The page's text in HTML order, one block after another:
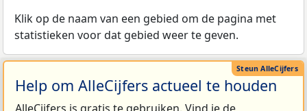
Klik op de naam van een gebied om de pagina met
statistieken voor dat gebied weer te geven.
Help om AlleCijfers actueel te houden